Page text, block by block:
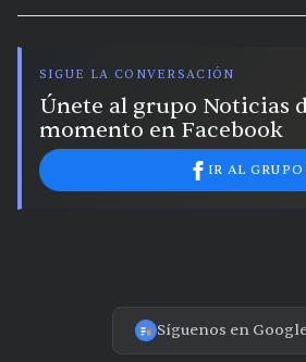
SIGUE LA CONVERSACIÓN
Únete al grupo Noticias
momento en Facebook
IR AL GRUPO
Síguenos en